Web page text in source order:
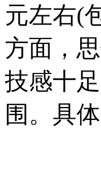
元左右(
方面，
技感十
围。具